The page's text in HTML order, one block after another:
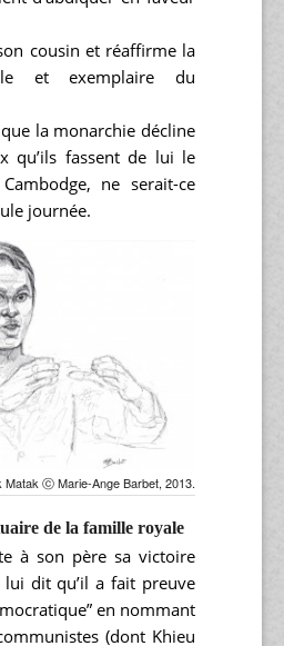
cousin et réaffirme la
et exemplaire du
la monarchie décline
qu’ils fassent de lui le
ne serait-ce
journée.
Matak ⓒ Marie-Ange Barbet, 2013.
de la famille royale
à son père sa victoire
dit qu’il a fait preuve
en nommant
(dont Khieu